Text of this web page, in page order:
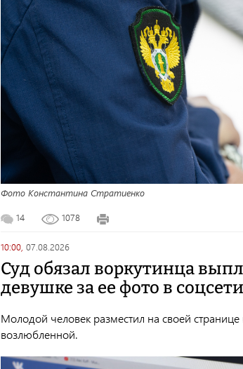
Фото Константина Стратиенко
14 1078
10:00, 07.08.2026
Суд обязал воркутинца
девушке за ее фото в соцсети
Молодой человек разместил на своей
возлюбленной.